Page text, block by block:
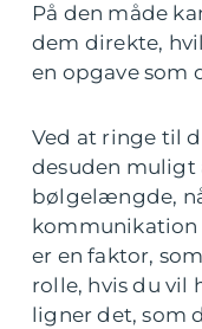
På den måde
dem direkte,
en opgave som
Ved at ringe til
desuden muligt
bølgelængde,
kommunikation
er en faktor,
rolle, hvis du vil
ligner det, som